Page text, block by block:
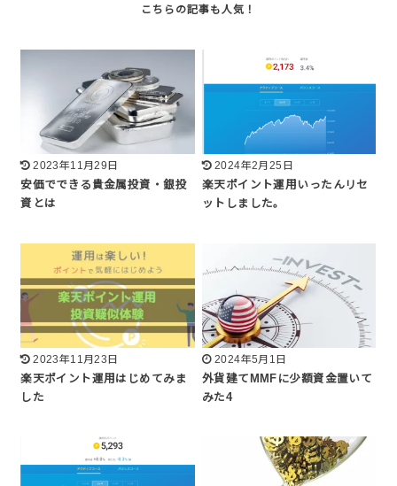
2023年11月29日
安価でできる貴金属投資・銀投
資とは
2024年2月25日
楽天ポイント運用いったんリセ
ットしました。
2023年11月23日
楽天ポイント運用はじめてみま
した
2024年5月1日
外貨建てMMFに少額資金置いて
みた4